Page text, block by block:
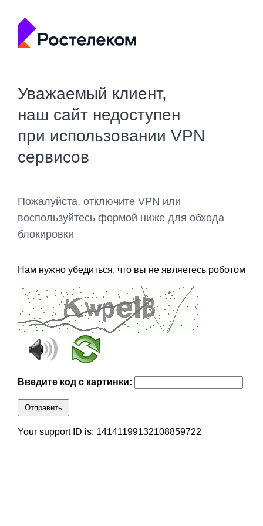
Уважаемый клиент,
наш сайт недоступен
при использовании VPN
сервисов
Пожалуйста, отключите VPN или
воспользуйтесь формой ниже для обхода
блокировки
Нам нужно убедиться, что вы не являетесь роботом
Введите код с картинки:
Отправить
Your support ID is: 14141199132108859722